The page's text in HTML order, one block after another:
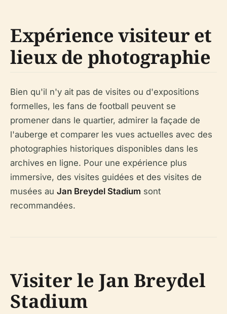
Expérience visiteur et
lieux de photographie
Bien qu'il n'y ait pas de visites ou d'expositions
formelles, les fans de football peuvent se
promener dans le quartier, admirer la façade de
l'auberge et comparer les vues actuelles avec des
photographies historiques disponibles dans les
archives en ligne. Pour une expérience plus
immersive, des visites guidées et des visites de
musées au Jan Breydel Stadium sont
recommandées.
Visiter le Jan Breydel
Stadium